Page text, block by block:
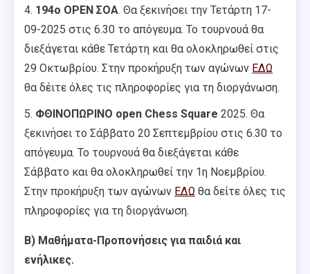
4. 194ο OPEN ΣΟΑ. Θα ξεκινήσει την Τετάρτη 17-
09-2025 στις 6.30 το απόγευμα. Το τουρνουά θα
διεξάγεται κάθε Τετάρτη και θα ολοκληρωθεί στις
29 Οκτωβρίου. Στην προκήρυξη των αγώνων ΕΔΩ
θα δέιτε όλες τις πληροφορίες για τη διοργάνωση.
5. ΦΘΙΝΟΠΩΡΙΝΟ open Chess Square 2025. Θα
ξεκινήσει το Σάββατο 20 Σεπτεμβρίου στις 6.30 το
απόγευμα. Το τουρνουά θα διεξάγεται κάθε
Σάββατο και θα ολοκληρωθεί την 1η Νοεμβρίου.
Στην προκήρυξη των αγώνων ΕΔΩ θα δείτε όλες τις
πληροφορίες για τη διοργάνωση.
Β) Μαθήματα-Προπονήσεις για παιδιά και
ενήλικες.